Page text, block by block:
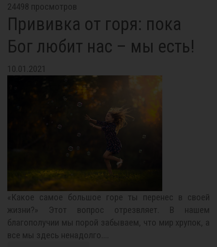
24498 просмотров
Прививка от горя: пока
Бог любит нас – мы есть!
10.01.2021
«Какое самое большое горе ты перенес в своей
жизни?» Этот вопрос отрезвляет. В нашем
благополучии мы порой забываем, что мир хрупок, а
все мы здесь ненадолго....